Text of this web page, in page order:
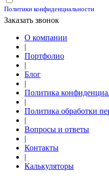
Политики конфиденциальности
Заказать звонок
О компании
|
Портфолио
|
Блог
|
Политика
|
Политика обработки
|
Вопросы и ответы
|
Контакты
|
Калькуляторы